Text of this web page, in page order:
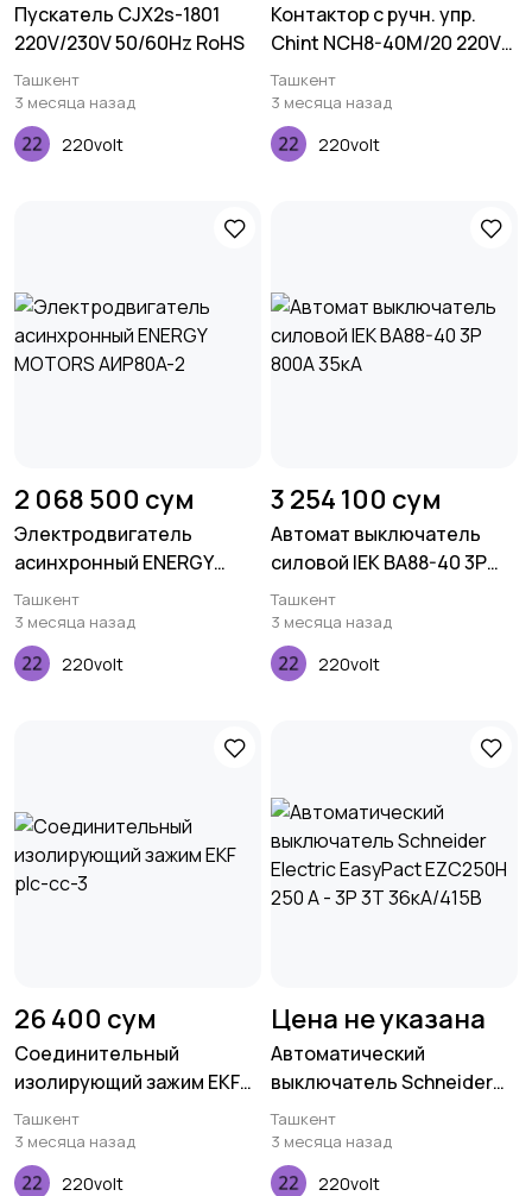
Пускатель CJX2s-1801
220V/230V 50/60Hz RoHS
Ташкент
3 месяца назад
220volt
Контактор с ручн. упр.
Chint NCH8-40M/20 220V
40А
Ташкент
3 месяца назад
220volt
2 068 500 сум
Электродвигатель
асинхронный ENERGY
MOTORS АИР80A-2
Ташкент
3 месяца назад
220volt
3 254 100 сум
Автомат выключатель
силовой IEK ВА88-40 3P
800А 35кА
Ташкент
3 месяца назад
220volt
26 400 сум
Соединительный
изолирующий зажим EKF
plc-cc-3
Ташкент
3 месяца назад
220volt
Цена не указана
Автоматический
выключатель Schneider
Electric EasyPact EZC250H
250 A - 3P 3Т 36кA/415В
Ташкент
3 месяца назад
220volt